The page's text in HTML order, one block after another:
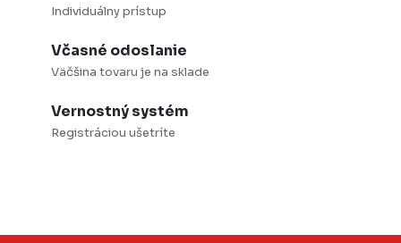
Individuálny prístup
Včasné odoslanie
Väčšina tovaru je na sklade
Vernostný systém
Registráciou ušetríte